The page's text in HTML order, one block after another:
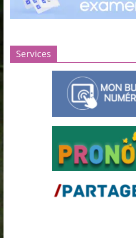
Services